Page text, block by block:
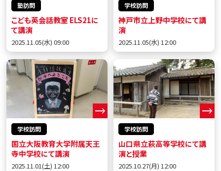
塾訪問
こども英会話教室 ELS21に
て講演
2025.11.05(水) 09:00
学校訪問
神戸市立上野中学校にて講
演
2025.11.05(水) 12:00
学校訪問
国立大阪教育大学附属天王
寺中学校にて講演
2025.11.01(土) 12:00
学校訪問
山口県立萩高等学校にて講
演と授業
2025.10.27(月) 12:00